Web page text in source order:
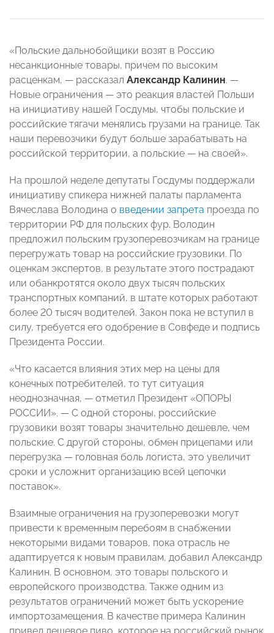
«Польские дальнобойщики возят в Россию
несанкционные товары, причем по высоким
расценкам, — рассказал Александр Калинин. —
Новые ограничения — это реакция властей Польши
на инициативу нашей Госдумы, чтобы польские и
российские тягачи менялись грузами на границе. Так
наши перевозчики будут больше зарабатывать на
российской территории, а польские — на своей».
На прошлой неделе депутаты Госдумы поддержали
инициативу спикера нижней палаты парламента
Вячеслава Володина о введении запрета проезда по
территории РФ для польских фур. Володин
предложил польским грузоперевозчикам на границе
перегружать товар на российские грузовики. По
оценкам экспертов, в результате этого пострадают
или обанкротятся около двух тысяч польских
транспортных компаний, в штате которых работают
более 20 тысяч водителей. Закон пока не вступил в
силу, требуется его одобрение в Совфеде и подпись
Президента России.
«Что касается влияния этих мер на цены для
конечных потребителей, то тут ситуация
неоднозначная, — отметил Президент «ОПОРЫ
РОССИИ». — С одной стороны, российские
грузовики возят товары значительно дешевле, чем
польские. С другой стороны, обмен прицепами или
перегрузка — головная боль логиста, это увеличит
сроки и усложнит организацию всей цепочки
поставок».
Взаимные ограничения на грузоперевозки могут
привести к временным перебоям в снабжении
некоторыми видами товаров, пока отрасль не
адаптируется к новым правилам, добавил Александр
Калинин. В основном, это товары польского и
европейского производства. Также одним из
результатов ограничений может быть ускорение
импортозамещения. В качестве примера Калинин